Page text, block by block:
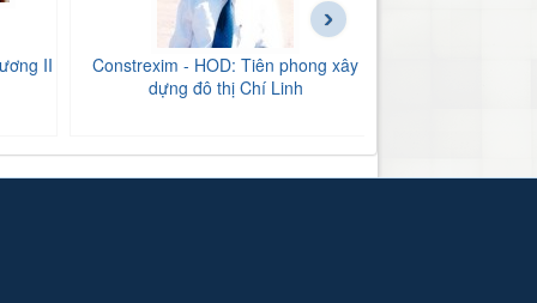
II
Constrexim - HOD: Tiên phong xây
dựng đô thị Chí Linh
›